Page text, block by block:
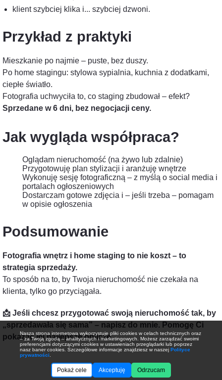
Nasza strona internetowa wykorzystuje pliki cookies w celach technicznych oraz
– za Twoją zgodą – analitycznych i marketingowych. Możesz zarządzać swoimi
preferencjami dotyczącymi cookies w ustawieniach przeglądarki lub poprzez
nasz baner cookies. Szczegółowe informacje znajdziesz w naszej Polityce
prywatności
Pokaż cele Akceptuję Odrzucam
klient szybciej klika i... szybciej dzwoni.
Przykład z praktyki
Mieszkanie po najmie – puste, bez duszy.
Po home stagingu: stylowa sypialnia, kuchnia z dodatkami,
ciepłe światło.
Fotografia uchwyciła to, co staging zbudował – efekt?
Sprzedane w 6 dni, bez negocjacji ceny.
Jak wygląda współpraca?
Oglądam nieruchomość (na żywo lub zdalnie)
Przygotowuję plan stylizacji i aranżuję wnętrze
Wykonuję sesję fotograficzną – z myślą o social media i
portalach ogłoszeniowych
Dostarczam gotowe zdjęcia i – jeśli trzeba – pomagam
w opisie ogłoszenia
Podsumowanie
Fotografia wnętrz i home staging to nie koszt – to
strategia sprzedaży.
To sposób na to, by Twoja nieruchomość nie czekała na
klienta, tylko go przyciągała.
📩 Jeśli chcesz przygotować swoją nieruchomość tak, by
„sprzedawała się sama” – napisz do mnie. Pomogę Ci
pokazać jej najlepsze oblicze.